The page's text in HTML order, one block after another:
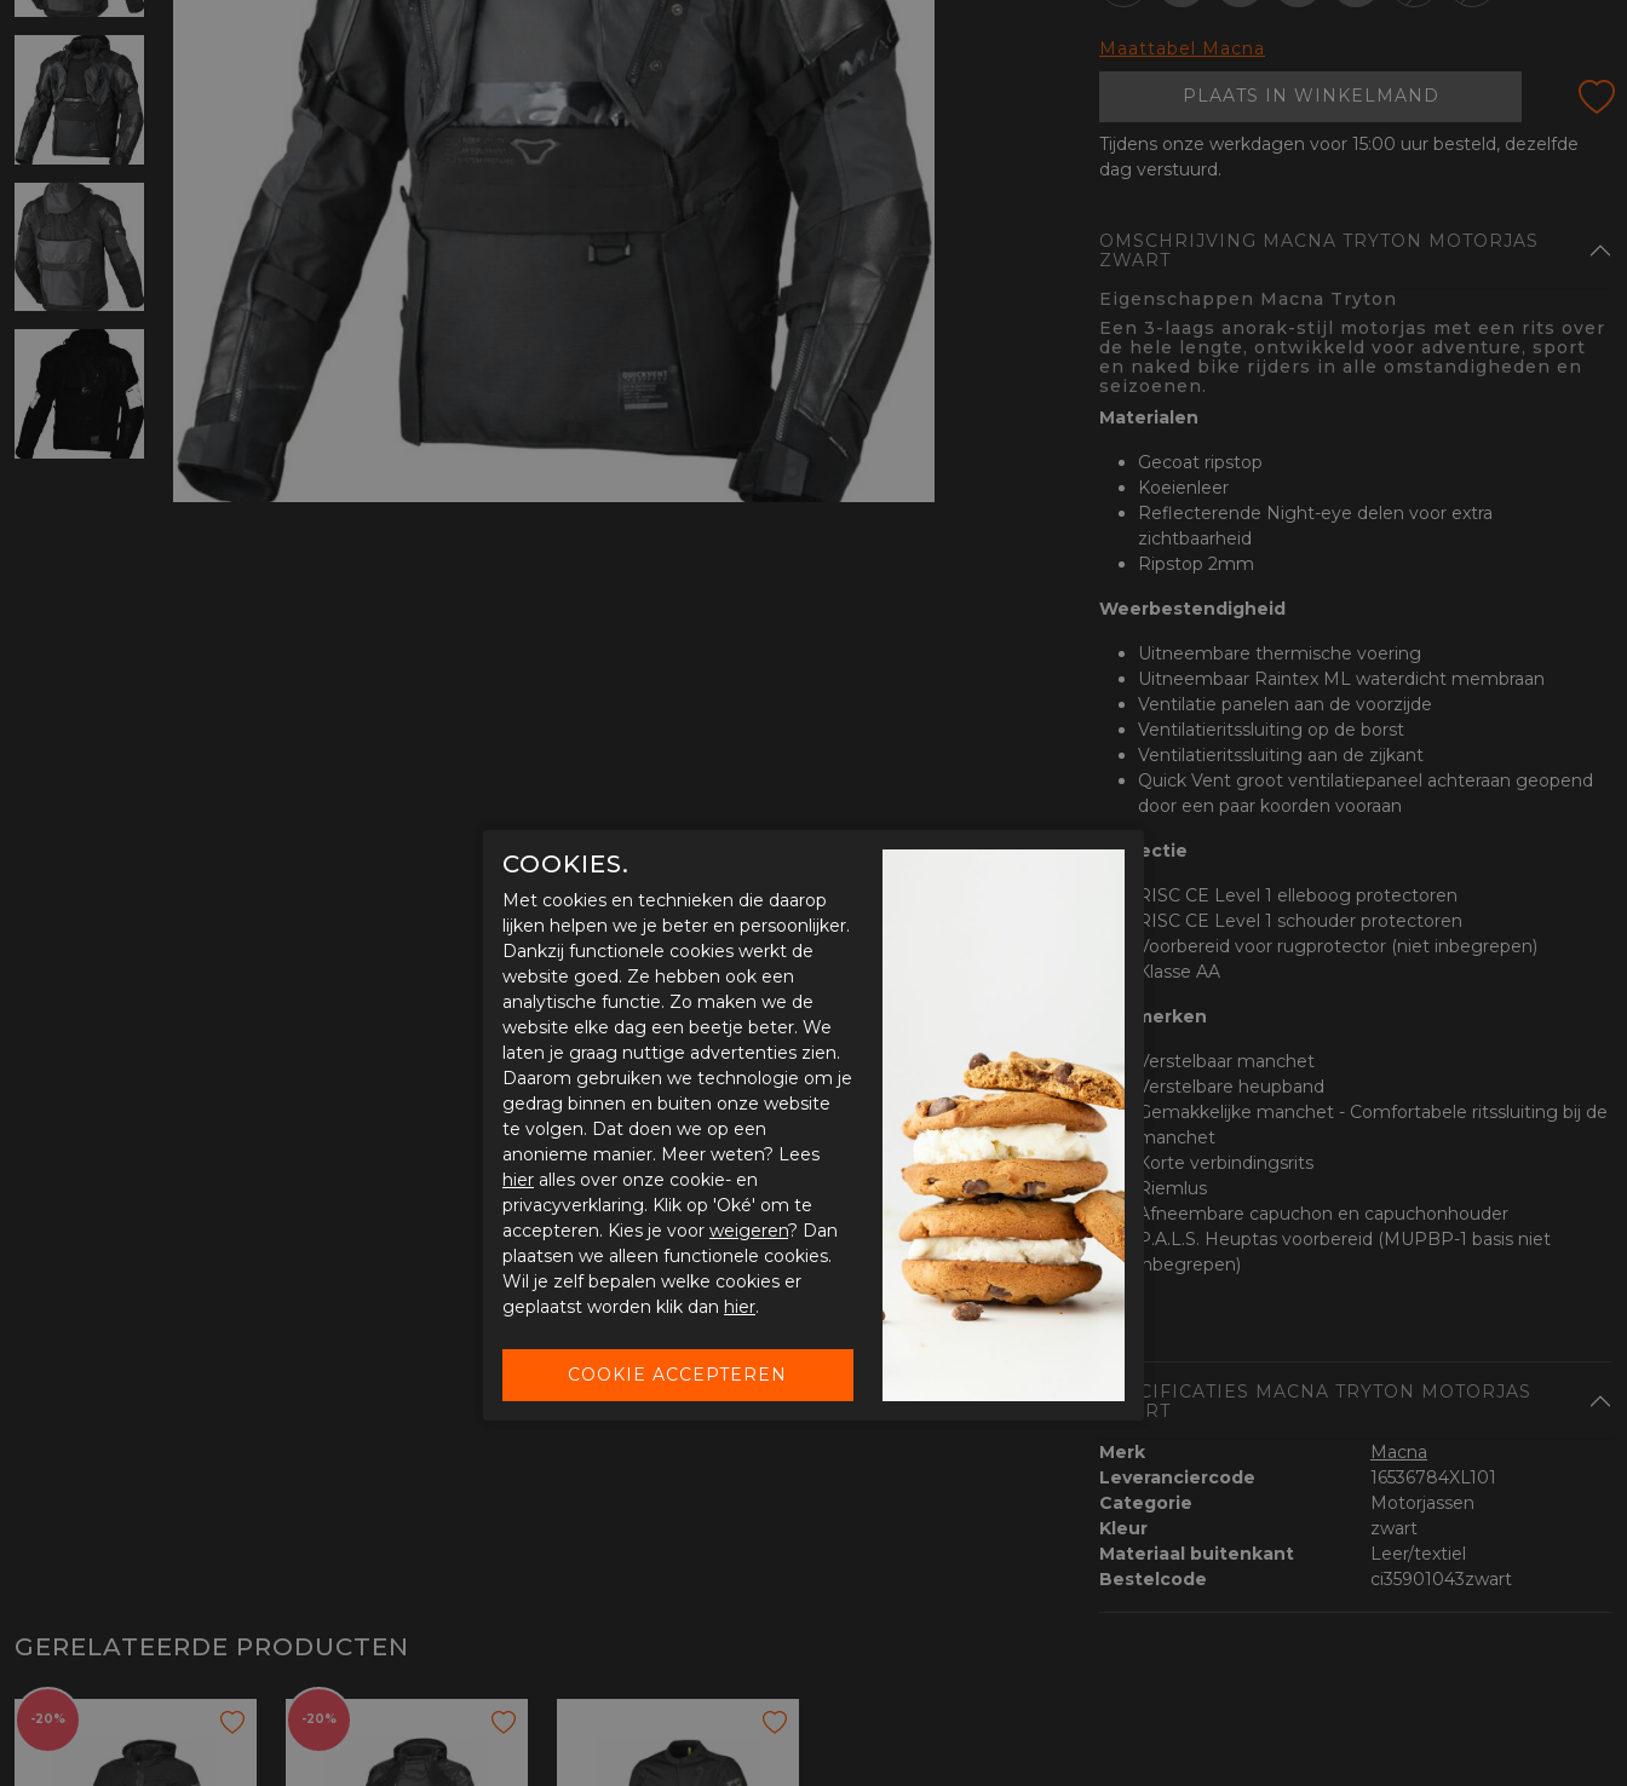
Airbags
handschoenen
All-Season
handschoenen
Verwarmde
handschoenen
Sloten
TelefoonMaattabel Macna
PLAATS IN WINKELMAND
Tijdens onze werkdagen voor 15:00 uur besteld, dezelfde
dag verstuurd.
OMSCHRIJVING MACNA TRYTON MOTORJAS
ZWART
Eigenschappen Macna Tryton
Een 3-laags anorak-stijl motorjas met een rits over
de hele lengte, ontwikkeld voor adventure, sport
en naked bike rijders in alle omstandigheden en
seizoenen.
Materialen
Gecoat ripstop
Koeienleer
Reflecterende Night-eye delen voor extra
zichtbaarheid
Ripstop 2mm
Weerbestendigheid
Uitneembare thermische voering
Uitneembaar Raintex ML waterdicht membraan
Ventilatie panelen aan de voorzijde
Ventilatieritssluiting op de borst
Ventilatieritssluiting aan de zijkant
Quick Vent groot ventilatiepaneel achteraan geopend
door een paar koorden vooraan
Protectie
RISC CE Level 1 elleboog protectoren
RISC CE Level 1 schouder protectoren
Voorbereid voor rugprotector (niet inbegrepen)
Klasse AA
Kenmerken
Verstelbaar manchet
Verstelbare heupband
Gemakkelijke manchet - Comfortabele ritssluiting bij de
manchet
Korte verbindingsrits
Riemlus
Afneembare capuchon en capuchonhouder
P.A.L.S. Heuptas voorbereid (MUPBP-1 basis niet
inbegrepen)
SPECIFICATIES MACNA TRYTON MOTORJAS
ZWART
Merk
Macna
Leveranciercode
16536784XL101
Categorie
Motorjassen
Kleur
zwart
Materiaal buitenkant
Leer/textiel
Bestelcode
ci35901043zwart
GERELATEERDE PRODUCTEN
-20% -20%
COOKIES.
Met cookies en technieken die daarop
lijken helpen we je beter en persoonlijker.
Dankzij functionele cookies werkt de
website goed. Ze hebben ook een
analytische functie. Zo maken we de
website elke dag een beetje beter. We
laten je graag nuttige advertenties zien.
Daarom gebruiken we technologie om je
gedrag binnen en buiten onze website
te volgen. Dat doen we op een
anonieme manier. Meer weten? Lees
hier alles over onze cookie- en
privacyverklaring. Klik op 'Oké' om te
accepteren. Kies je voor weigeren? Dan
plaatsen we alleen functionele cookies.
Wil je zelf bepalen welke cookies er
geplaatst worden klik dan hier.